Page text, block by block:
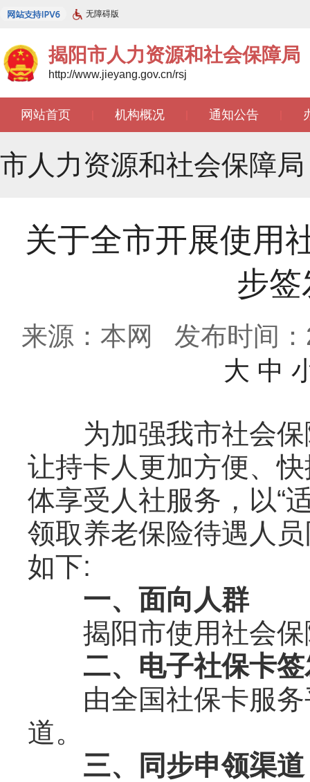
无障碍版
揭阳市人力资源和社会保障局
http://www.jieyang.gov.cn/rsj
网站首页 机构概况 通知公告
市人力资源和社会保障局
关于全市开展使用
步
来源：本网
发布时间
大 中
为加强我市社会保
让持卡人更加方便、
体享受人社服务，以“
领取养老保险待遇人
如下:
一、面向人群
揭阳市使用社会保
二、电子社保卡
由全国社保卡服务
道。
三、同步申领渠道